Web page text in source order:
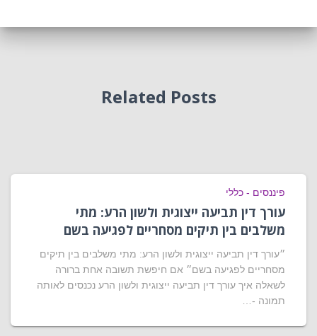
Related Posts
פיננסים - כללי
עורך דין תביעה ייצוגית ולשון הרע: מתי
משלבים בין תיקים מסחריים לפגיעה בשם
״עורך דין תביעה ייצוגית ולשון הרע: מתי משלבים בין תיקים
מסחריים לפגיעה בשם״ אם חיפשת תשובה אחת ברורה
לשאלה איך עורך דין תביעה ייצוגית ולשון הרע נכנסים לאותה
תמונה -…